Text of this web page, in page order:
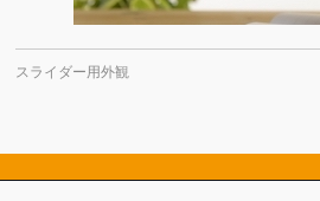
スライダー用外観